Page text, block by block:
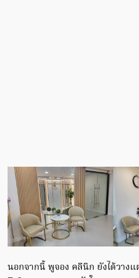
นอกจากนี้ พูจอง คลีนิก ยังได้วาง